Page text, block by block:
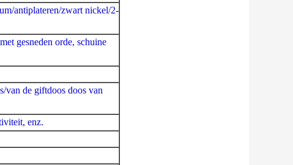
antiplateren/zwart nickel/2-
gesneden orde, schuine
van de giftdoos doos van
enz.